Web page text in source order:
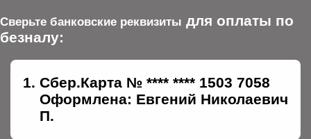
Сверьте банковские реквизиты для оплаты по
безналу:
Сбер.Карта № **** **** 1503 7058
Оформлена: Евгений Николаевич
П.